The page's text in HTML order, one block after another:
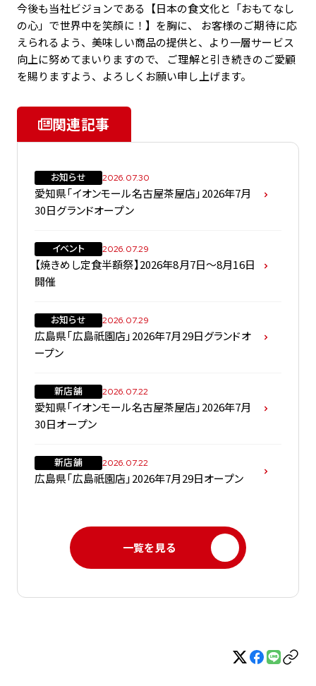
今後も当社ビジョンである【日本の食文化と「おもてなし
の心」で世界中を笑顔に！】を胸に、 お客様のご期待に応
えられるよう、美味しい商品の提供と、より一層サービス
向上に努めてまいりますので、 ご理解と引き続きのご愛顧
を賜りますよう、よろしくお願い申し上げます。
関連記事
お知らせ 2026.07.30
愛知県「イオンモール名古屋茶屋店」2026年7月
30日グランドオープン
イベント 2026.07.29
【焼きめし定食半額祭】2026年8月7日～8月16日
開催
お知らせ 2026.07.29
広島県「広島祇園店」2026年7月29日グランドオ
ープン
新店舗 2026.07.22
愛知県「イオンモール名古屋茶屋店」2026年7月
30日オープン
新店舗 2026.07.22
広島県「広島祇園店」2026年7月29日オープン
一覧を見る